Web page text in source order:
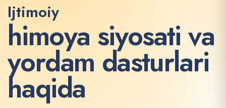
Ijtimoiy
himoya siyosati va
yordam dasturlari
haqida